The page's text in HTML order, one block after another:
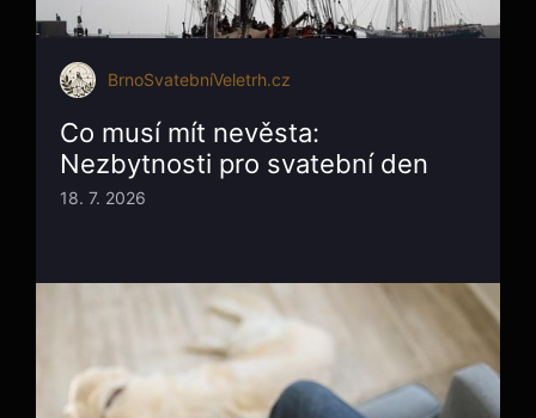
BrnoSvatebníVeletrh.cz
Co musí mít nevěsta:
Nezbytnosti pro svatební den
18. 7. 2026